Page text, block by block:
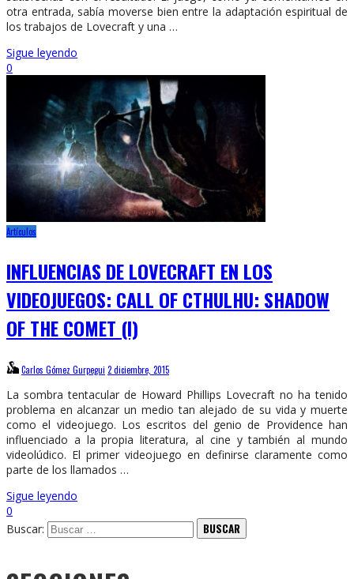
otra entrada, sabía moverse bien entre la adaptación espiritual de
los trabajos de Lovecraft y una …
Sigue leyendo
0
Artículos
INFLUENCIAS DE LOVECRAFT EN LOS
VIDEOJUEGOS: CALL OF CTHULHU: SHADOW
OF THE COMET (I)
Carlos Gómez Gurpegui 2 diciembre, 2015
La sombra tentacular de Howard Phillips Lovecraft no ha tenido
problema en alcanzar un medio tan alejado de su vida y muerte
como el videojuego. Los escritos del genio de Providence han
influenciado a la propia literatura, al cine y también al mundo
videolúdico. El primer videojuego en definirse claramente como
parte de los llamados …
Sigue leyendo
0
Buscar: